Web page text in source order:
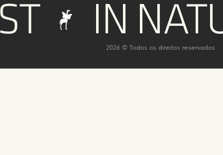
IN
2026 © Todos os direitos reservados